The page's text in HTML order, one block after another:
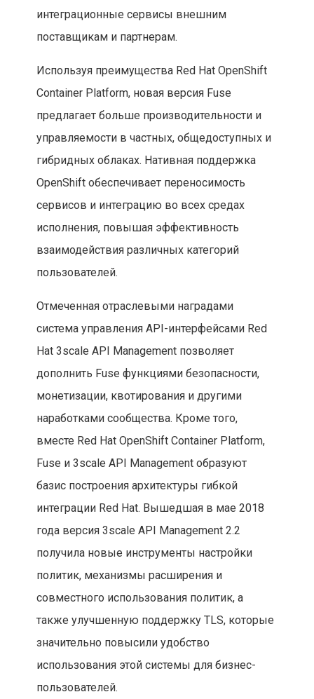
интеграционные сервисы внешним
поставщикам и партнерам.
Используя преимущества Red Hat OpenShift
Container Platform, новая версия Fuse
предлагает больше производительности и
управляемости в частных, общедоступных и
гибридных облаках. Нативная поддержка
OpenShift обеспечивает переносимость
сервисов и интеграцию во всех средах
исполнения, повышая эффективность
взаимодействия различных категорий
пользователей.
Отмеченная отраслевыми наградами
система управления API-интерфейсами Red
Hat 3scale API Management позволяет
дополнить Fuse функциями безопасности,
монетизации, квотирования и другими
наработками сообщества. Кроме того,
вместе Red Hat OpenShift Container Platform,
Fuse и 3scale API Management образуют
базис построения архитектуры гибкой
интеграции Red Hat. Вышедшая в мае 2018
года версия 3scale API Management 2.2
получила новые инструменты настройки
политик, механизмы расширения и
совместного использования политик, а
также улучшенную поддержку TLS, которые
значительно повысили удобство
использования этой системы для бизнес-
пользователей.